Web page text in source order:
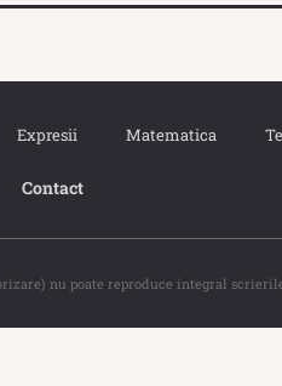
Expresii Matematica
Contact
nu poate reproduce integral